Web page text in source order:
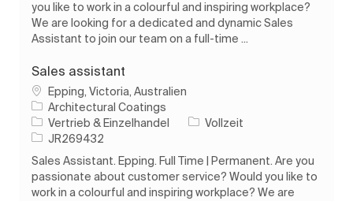
you like to work in a colourful and inspiring workplace?
We are looking for a dedicated and dynamic Sales
Assistant to join our team on a full-time ...
Sales assistant
Ort
Epping, Victoria, Australien
Architectural Coatings
Kategorie
Vertrieb & Einzelhandel Auftragstyp
Vollzeit
Auftrags-ID
JR269432
Sales Assistant. Epping. Full Time | Permanent. Are you
passionate about customer service? Would you like to
work in a colourful and inspiring workplace? We are